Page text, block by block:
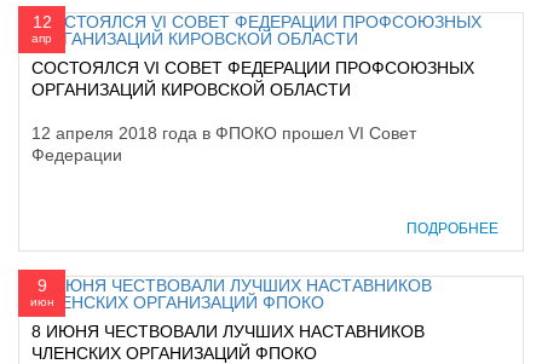
12
апр
СОСТОЯЛСЯ VI СОВЕТ ФЕДЕРАЦИИ ПРОФСОЮЗНЫХ
ОРГАНИЗАЦИЙ КИРОВСКОЙ ОБЛАСТИ
12 апреля 2018 года в ФПОКО прошел VI Совет
Федерации
ПОДРОБНЕЕ
9
июн
8 ИЮНЯ ЧЕСТВОВАЛИ ЛУЧШИХ НАСТАВНИКОВ
ЧЛЕНСКИХ ОРГАНИЗАЦИЙ ФПОКО